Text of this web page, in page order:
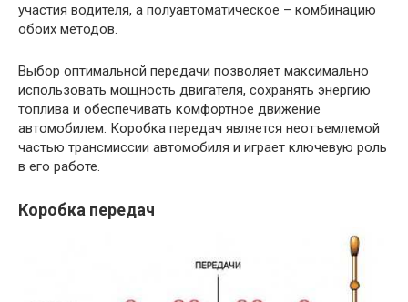
участия водителя, а полуавтоматическое – комбинацию
обоих методов.
Выбор оптимальной передачи позволяет максимально
использовать мощность двигателя, сохранять энергию
топлива и обеспечивать комфортное движение
автомобилем. Коробка передач является неотъемлемой
частью трансмиссии автомобиля и играет ключевую роль
в его работе.
Коробка передач